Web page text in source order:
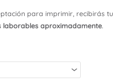
para imprimir, recibirás tu
laborables aproximadamente.